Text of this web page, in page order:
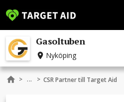
Gasoltuben
Nyköping
> ... > CSR Partner till Target Aid